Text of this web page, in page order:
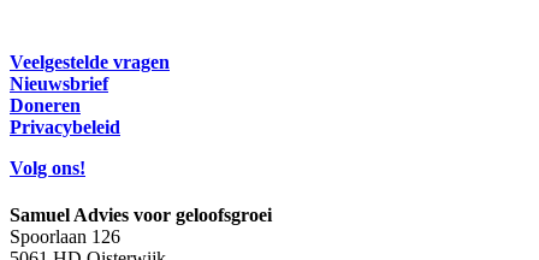
Veelgestelde vragen
Nieuwsbrief
Doneren
Privacybeleid
Volg ons!
Samuel Advies voor geloofsgroei
Spoorlaan 126